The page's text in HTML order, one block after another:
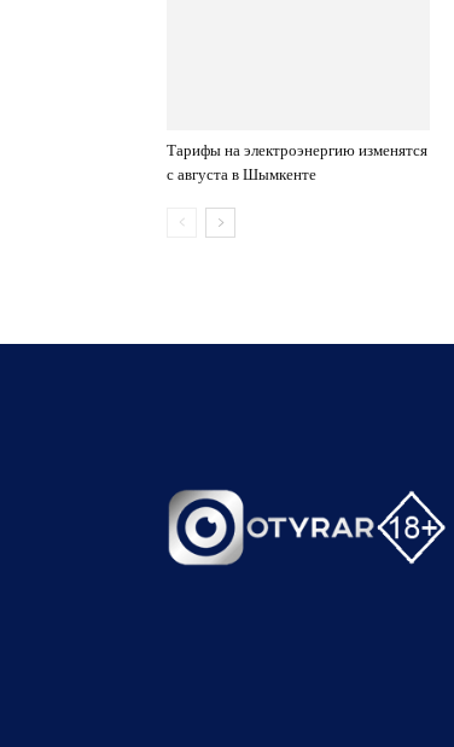
Тарифы на электроэнергию изменятся
с августа в Шымкенте